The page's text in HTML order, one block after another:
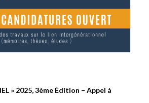
» 2025, 3ème Édition – Appel à